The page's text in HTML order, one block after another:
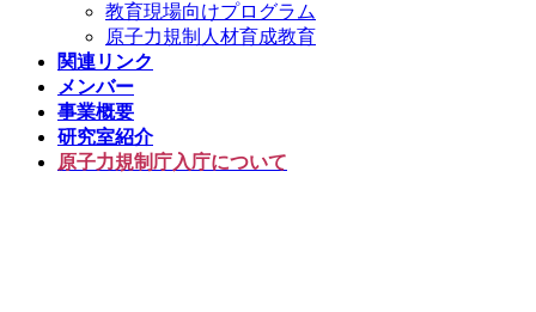
教育現場向けプログラム
原子力規制人材育成教育
関連リンク
メンバー
事業概要
研究室紹介
原子力規制庁入庁について